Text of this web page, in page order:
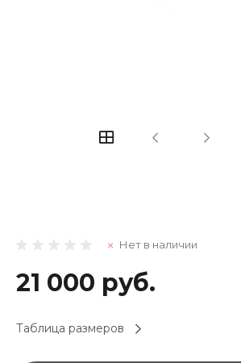
Нет в наличии
21 000 руб.
Таблица размеров